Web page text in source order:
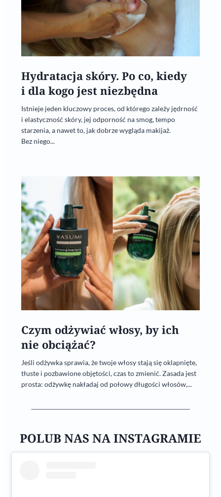
Hydratacja skóry. Po co, kiedy
i dla kogo jest niezbędna
Istnieje jeden kluczowy proces, od którego zależy jędrność
i elastyczność skóry, jej odporność na smog, tempo
starzenia, a nawet to, jak dobrze wygląda makijaż.
Bez niego...
Czym odżywiać włosy, by ich
nie obciążać?
Jeśli odżywka sprawia, że twoje włosy stają się oklapnięte,
tłuste i pozbawione objętości, czas to zmienić. Zasada jest
prosta: odżywkę nakładaj od połowy długości włosów,...
POLUB NAS NA INSTAGRAMIE